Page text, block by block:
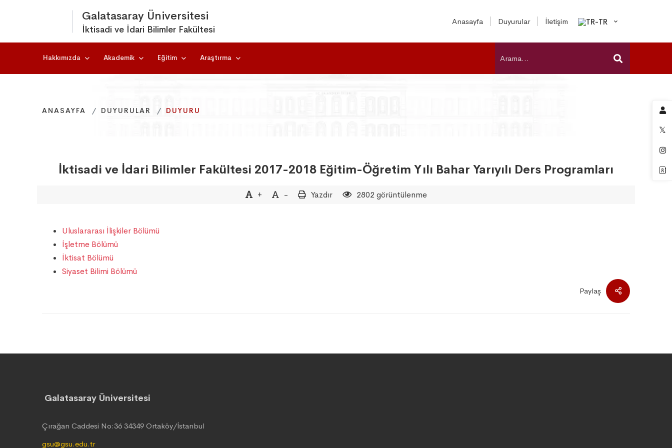
Galatasaray Üniversitesi
İktisadi ve İdari Bilimler Fakültesi
Anasayfa Duyurular İletişim
Hakkımızda Akademik Eğitim Araştırma
ANASAYFA DUYURULAR DUYURU
ANASAYFA DUYURULAR DUYURU
ANASAYFA DUYURULAR DUYURU
İktisadi ve İdari Bilimler Fakültesi 2017-2018 Eğitim-Öğretim Yılı Bahar Yarıyılı Ders Programları
+ - Yazdır 2802 görüntülenme
Uluslararası İlişkiler Bölümü
İşletme Bölümü
İktisat Bölümü
Siyaset Bilimi Bölümü
Paylaş
Galatasaray Üniversitesi
Çırağan Caddesi No:36 34349 Ortaköy/İstanbul
gsu@gsu.edu.tr